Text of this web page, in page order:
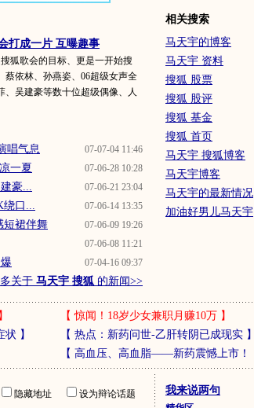
打成一片 互曝趣事
狐歌会的目标、更是一开始搜
蔡依林、孙燕姿、06超级女声全
、吴建豪等数十位超级偶像、人
07-07-04 11:46
唱气息
07-06-28 10:28
一夏
07-06-21 23:04
豪...
07-06-14 13:35
绕口...
07-06-09 19:26
短裙伴舞
07-06-08 11:21
07-04-16 09:37
关于 马天宇 搜狐 的新闻>>
相关搜索
马天宇的博客
马天宇 资料
搜狐 股票
搜狐 股评
搜狐 基金
搜狐 首页
马天宇 搜狐博客
马天宇博客
马天宇的最新情况
加油好男儿马天宇
】 【惊闻！18岁少女兼职月赚10万】
状 】 【 热点：新药问世-乙肝转阴已成现实】
【 高血压、高血脂——新药震憾上市！
隐藏地址
设为辩论话题
我来说两句